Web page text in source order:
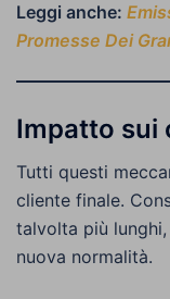
Leggi anche:
Promesse Dei
Impatto sui
Tutti questi
cliente finale.
talvolta più
nuova normalità.